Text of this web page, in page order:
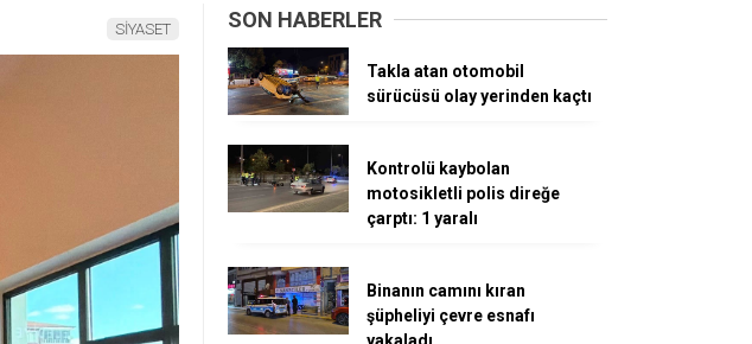
SİYASET SON HABERLER
Takla atan otomobil
sürücüsü olay yerinden kaçtı
Kontrolü kaybolan
motosikletli polis direğe
çarptı: 1 yaralı
Binanın camını kıran
şüpheliyi çevre esnafı